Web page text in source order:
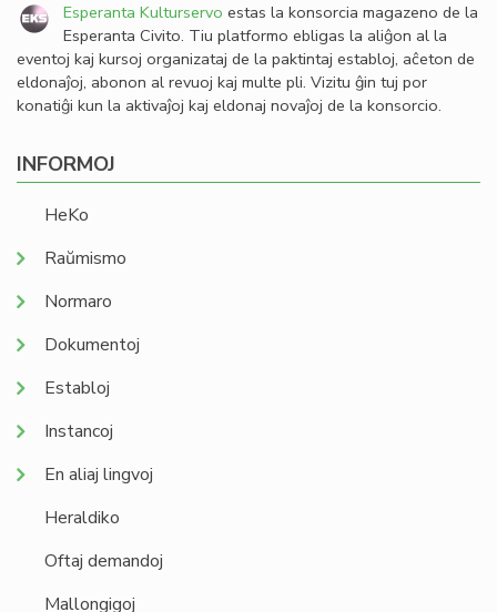
Esperanta Kulturservo estas la konsorcia magazeno de la
Esperanta Civito. Tiu platformo ebligas la aliĝon al la
eventoj kaj kursoj organizataj de la paktintaj establoj, aĉeton de
eldonaĵoj, abonon al revuoj kaj multe pli. Vizitu ĝin tuj por
konatiĝi kun la aktivaĵoj kaj eldonaj novaĵoj de la konsorcio.
INFORMOJ
HeKo
Raŭmismo
Normaro
Dokumentoj
Establoj
Instancoj
En aliaj lingvoj
Heraldiko
Oftaj demandoj
Mallongigoj